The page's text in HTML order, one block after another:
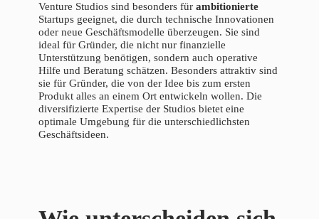
Venture Studios sind besonders für ambitionierte
Startups geeignet, die durch technische Innovationen
oder neue Geschäftsmodelle überzeugen. Sie sind
ideal für Gründer, die nicht nur finanzielle
Unterstützung benötigen, sondern auch operative
Hilfe und Beratung schätzen. Besonders attraktiv sind
sie für Gründer, die von der Idee bis zum ersten
Produkt alles an einem Ort entwickeln wollen. Die
diversifizierte Expertise der Studios bietet eine
optimale Umgebung für die unterschiedlichsten
Geschäftsideen.